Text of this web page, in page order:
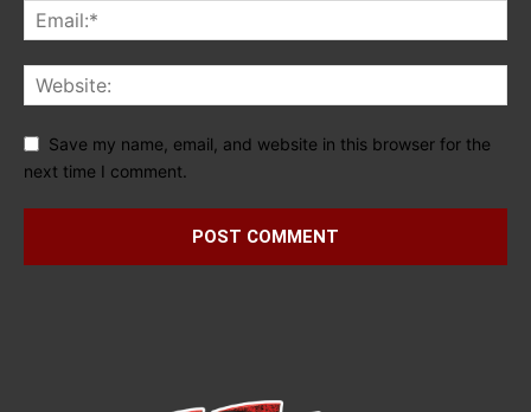
Save my name, email, and website in this browser for the
next time I comment.